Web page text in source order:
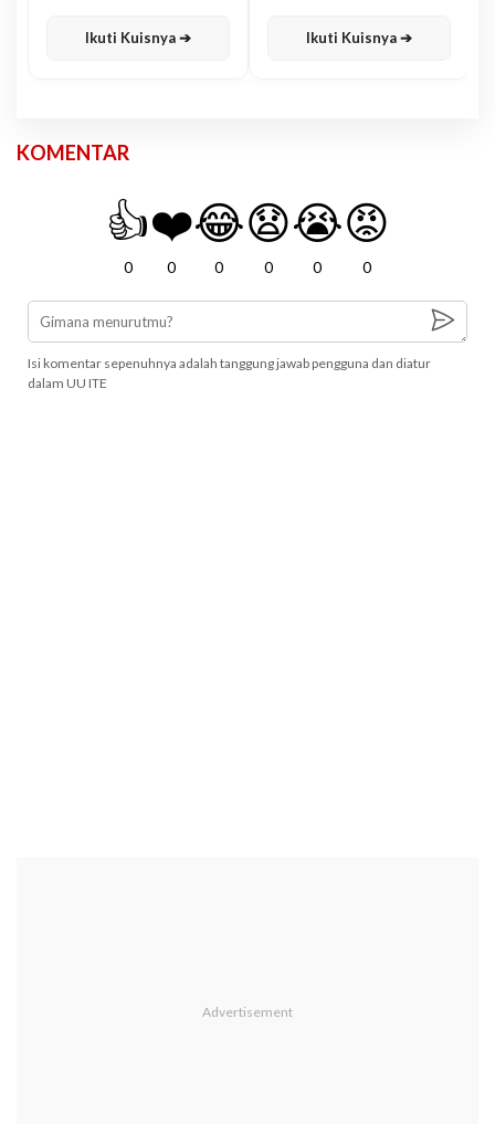
Ikuti Kuisnya ➔ Ikuti Kuisnya ➔
KOMENTAR
👍
0
❤️
0
😂
0
😧
0
😭
0
😡
0
Isi komentar sepenuhnya adalah tanggung jawab pengguna dan diatur
dalam UU ITE